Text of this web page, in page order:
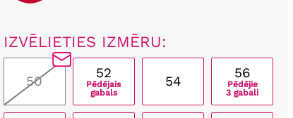
IZVĒLIETIES IZMĒRU:
50
52
Pēdējais
gabals
54
56
Pēdējie
3 gabali